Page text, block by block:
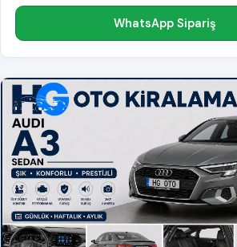
WhatsApp Sipariş